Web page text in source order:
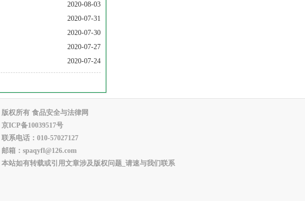
2020-08-03
2020-07-31
2020-07-30
2020-07-27
2020-07-24
版权所有 食品安全与法律网
京ICP备10039517号
联系电话：010-57027127
邮箱：spaqyfl@126.com
本站如有转载或引用文章涉及版权问题_请速与我们联系